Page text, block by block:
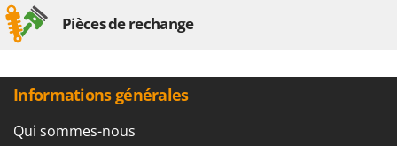
Prismafood
R
R.G.V.
Rato
Reber
Pièces de rechange
Informations générales
Qui sommes-nous